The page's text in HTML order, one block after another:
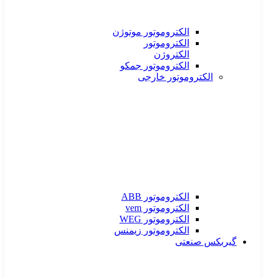
الکتروموتور موتوژن
الکتروموتور
الکتروژن
الکتروموتور جمکو
الکتروموتور خارجی
الکتروموتور ABB
الکتروموتور vem
الکتروموتور WEG
الکتروموتور زیمنس
گیربکس صنعتی